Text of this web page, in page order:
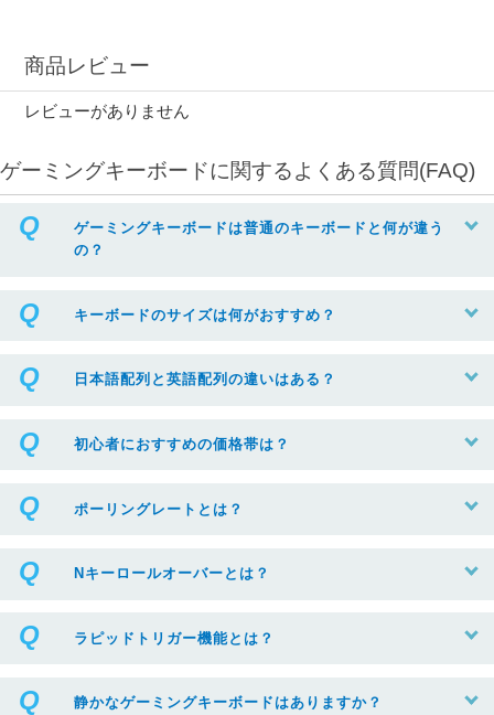
商品レビュー
レビューがありません
ゲーミングキーボードに関するよくある質問(FAQ)
ゲーミングキーボードは普通のキーボードと何が違う
の？
キーボードのサイズは何がおすすめ？
日本語配列と英語配列の違いはある？
初心者におすすめの価格帯は？
ポーリングレートとは？
Nキーロールオーバーとは？
ラピッドトリガー機能とは？
静かなゲーミングキーボードはありますか？